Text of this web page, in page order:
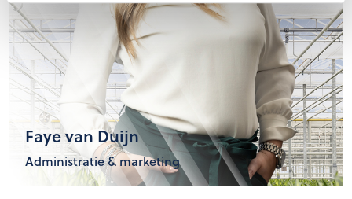
Faye van Duijn
Administratie & marketing